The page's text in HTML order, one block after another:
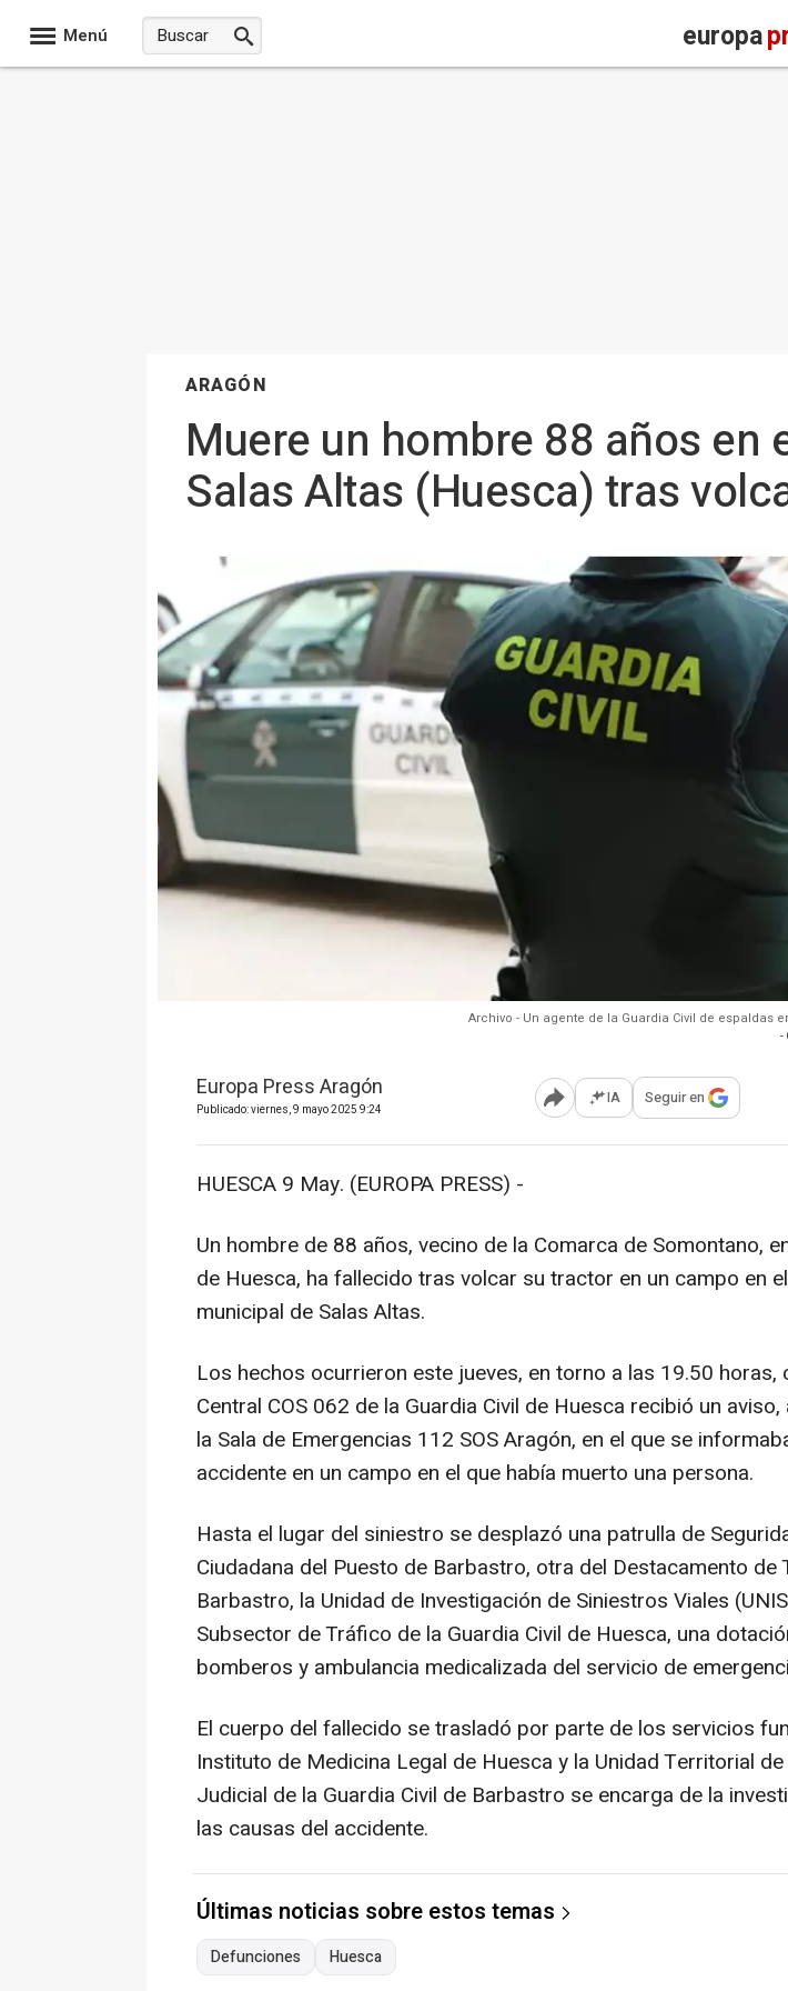
Menú europa
ARAGÓN
Muere un hombre 88 años
Salas Altas (Huesca) tras
Archivo - Un agente de la Guardia Civil de espaldas
-
Europa Press Aragón
Publicado: viernes, 9 mayo 2025 9:24 Abrir opciones para
IA Seguir en
HUESCA 9 May. (EUROPA PRESS) -
Un hombre de 88 años, vecino de la Comarca de Somontano,
de Huesca, ha fallecido tras volcar su tractor en un campo en
municipal de Salas Altas.
Los hechos ocurrieron este jueves, en torno a las 19.50 horas,
Central COS 062 de la Guardia Civil de Huesca recibió un
la Sala de Emergencias 112 SOS Aragón, en el que se
accidente en un campo en el que había muerto una persona.
Hasta el lugar del siniestro se desplazó una patrulla de
Ciudadana del Puesto de Barbastro, otra del Destacamento de
Barbastro, la Unidad de Investigación de Siniestros Viales
Subsector de Tráfico de la Guardia Civil de Huesca, una
bomberos y ambulancia medicalizada del servicio de
El cuerpo del fallecido se trasladó por parte de los servicios
Instituto de Medicina Legal de Huesca y la Unidad Territorial
Judicial de la Guardia Civil de Barbastro se encarga de la
las causas del accidente.
Últimas noticias sobre estos temas
Defunciones Huesca